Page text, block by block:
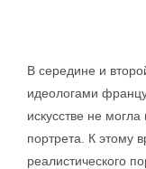
В середине и
идеологами
искусстве не
портрета. К этому
реалистического